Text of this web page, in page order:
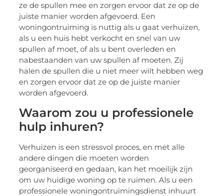
ze de spullen mee en zorgen ervoor dat ze op de
juiste manier worden afgevoerd. Een
woningontruiming is nuttig als u gaat verhuizen,
als u een huis hebt verkocht en snel van uw
spullen af moet, of als u bent overleden en
nabestaanden van uw spullen af moeten. Zij
halen de spullen die u niet meer wilt hebben weg
en zorgen ervoor dat ze op de juiste manier
worden afgevoerd.
Waarom zou u professionele
hulp inhuren?
Verhuizen is een stressvol proces, en met alle
andere dingen die moeten worden
georganiseerd en gedaan, kan het moeilijk zijn
om uw huidige woning op te ruimen. Als u een
professionele woningontruimingsdienst inhuurt